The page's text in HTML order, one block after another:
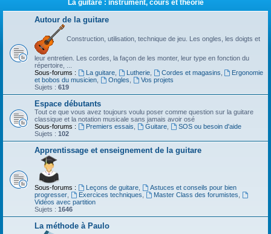
La guitare : instrument, cours et théorie
Autour de la guitare
Construction, utilisation, technique de jeu. Les ongles, les doigts et
leur entretien. Les cordes, la façon de les monter, leur type en fonction du
répertoire, ...
Sous-forums :
La guitare, Lutherie, Cordes et magasins
Ergonomie
et bobos du musicien
Ongles
Vos projets
Sujets : 619
Espace débutants
Tout ce que vous avez toujours voulu poser comme question sur la guitare
classique et la notation musicale sans jamais avoir osé
Sous-forums :
Premiers essais Guitare,
SOS ou besoin d'aide
Sujets : 102
Apprentissage et enseignement de la guitare
Sous-forums : Leçons de guitare,
Astuces et conseils pour bien
progresser
Exercices techniques Master Class des forumistes
Vidéos avec partition
Sujets : 1646
La méthode à Paulo